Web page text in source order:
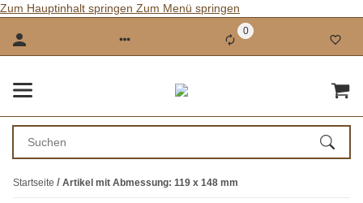
Zum Hauptinhalt springen Zum Menü springen
0
Startseite Artikel mit Abmessung: 119 x 148 mm